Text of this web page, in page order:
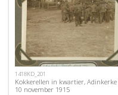
1418KD_201
Kokkerellen in kwartier, Adinkerke
10 november 1915